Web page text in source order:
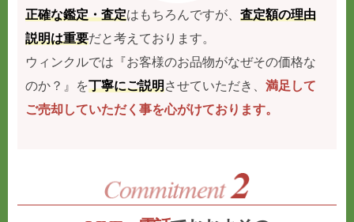
正確な鑑定・査定はもちろんですが、査定額の理由
説明は重要だと考えております。
ウィンクルでは『お客様のお品物がなぜその価格な
のか？』を丁寧にご説明させていただき、満足して
ご売却していただく事を心がけております。